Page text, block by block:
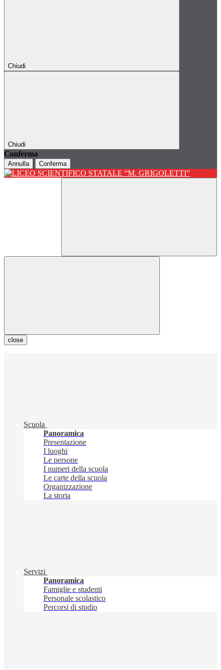
Chiudi
Chiudi
Conferma
Annulla Conferma
close
Scuola
Panoramica
Presentazione
I luoghi
Le persone
I numeri della scuola
Le carte della scuola
Organizzazione
La storia
Servizi
Panoramica
Famiglie e studenti
Personale scolastico
Percorsi di studio